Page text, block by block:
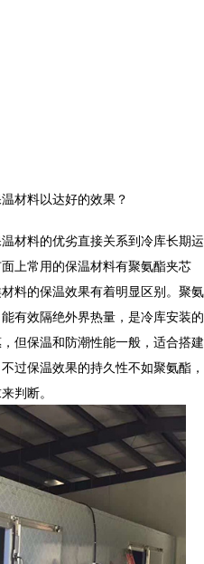
材料以达好的效果？
材料的优劣直接关系到冷库长期运
上常用的保温材料有聚氨酯夹芯
料的保温效果有着明显区别。聚氨
有效隔绝外界热量，是冷库安装的
但保温和防潮性能一般，适合搭建
过保温效果的持久性不如聚氨酯，
判断。